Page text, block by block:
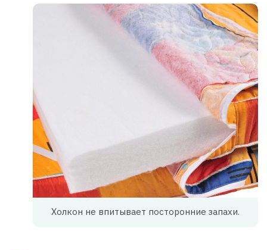
Холкон не впитывает посторонние запахи.